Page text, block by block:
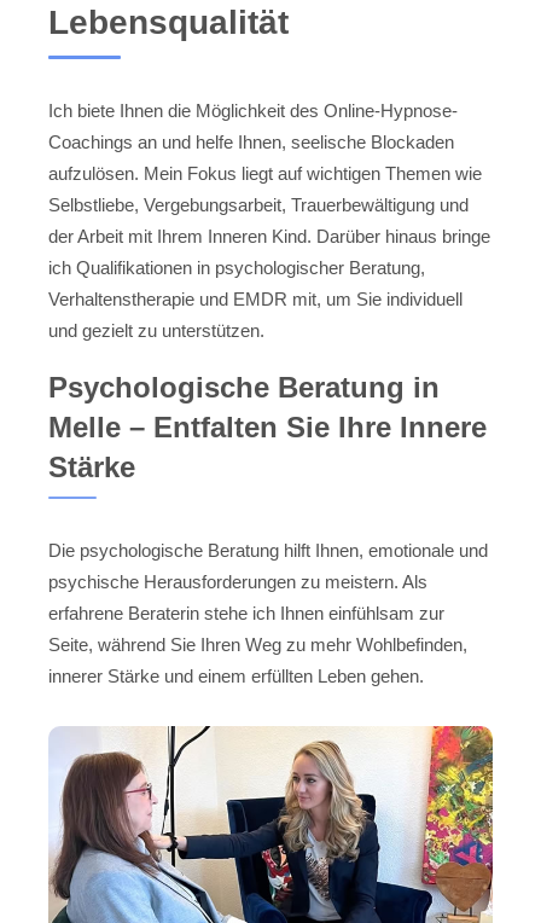
Lebensqualität
Ich biete Ihnen die Möglichkeit des Online-Hypnose-
Coachings an und helfe Ihnen, seelische Blockaden
aufzulösen. Mein Fokus liegt auf wichtigen Themen wie
Selbstliebe, Vergebungsarbeit, Trauerbewältigung und
der Arbeit mit Ihrem Inneren Kind. Darüber hinaus bringe
ich Qualifikationen in psychologischer Beratung,
Verhaltenstherapie und EMDR mit, um Sie individuell
und gezielt zu unterstützen.
Psychologische Beratung in
Melle – Entfalten Sie Ihre Innere
Stärke
Die psychologische Beratung hilft Ihnen, emotionale und
psychische Herausforderungen zu meistern. Als
erfahrene Beraterin stehe ich Ihnen einfühlsam zur
Seite, während Sie Ihren Weg zu mehr Wohlbefinden,
innerer Stärke und einem erfüllten Leben gehen.